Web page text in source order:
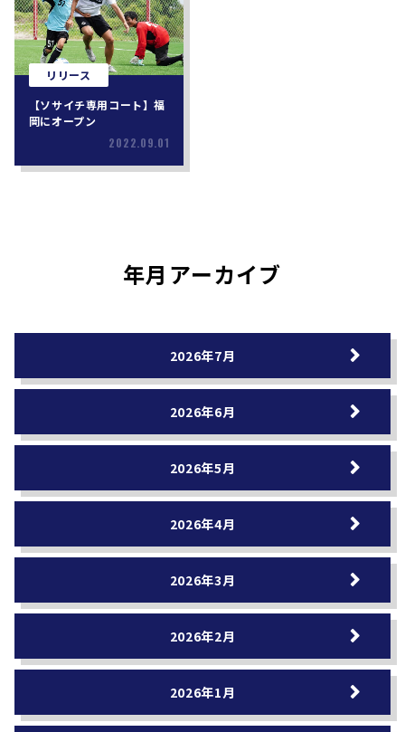
リリース
【ソサイチ専用コート】福
岡にオープン
2022.09.01
年月アーカイブ
2026年7月
2026年6月
2026年5月
2026年4月
2026年3月
2026年2月
2026年1月